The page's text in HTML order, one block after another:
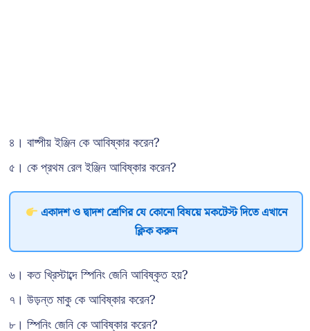
৪। বাষ্পীয় ইঞ্জিন কে আবিষ্কার করেন?
৫। কে প্রথম রেল ইঞ্জিন আবিষ্কার করেন?
একাদশ ও দ্বাদশ শ্রেণির যে কোনো বিষয়ে মকটেস্ট দিতে এখানে
ক্লিক করুন
৬। কত খ্রিস্টাব্দে স্পিনিং জেনি আবিষ্কৃত হয়?
৭। উড়ন্ত মাকু কে আবিষ্কার করেন?
৮। স্পিনিং জেনি কে আবিষ্কার করেন?